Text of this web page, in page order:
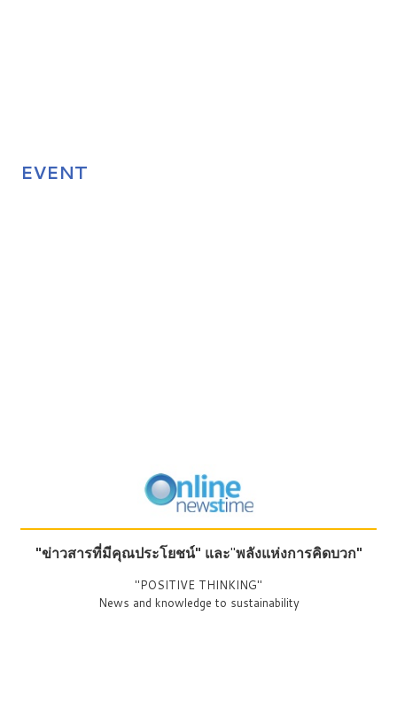
EVENT
"ข่าวสารที่มีคุณประโยชน์" และ"พลังแห่งการคิดบวก"
"POSITIVE THINKING"
News and knowledge to sustainability